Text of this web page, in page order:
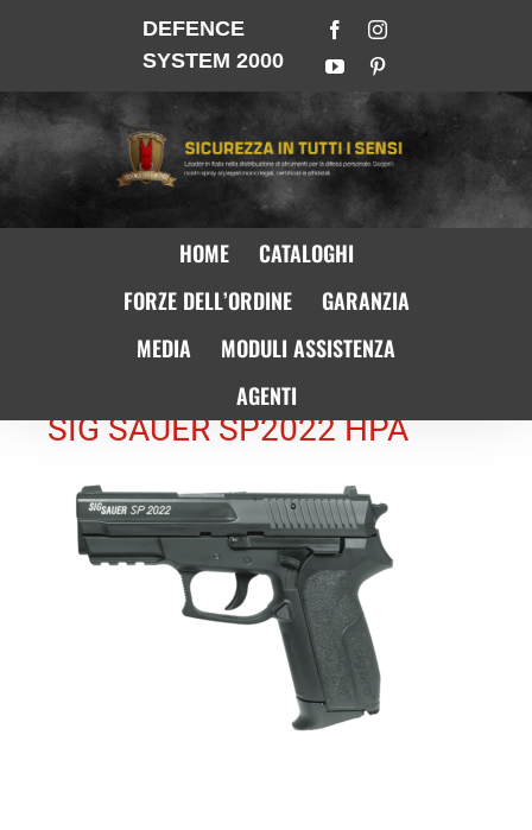
DEFENCE
SYSTEM 2000
HOME
CATALOGHI
FORZE DELL’ORDINE
GARANZIA
MEDIA
MODULI ASSISTENZA
AGENTI
SIG SAUER SP2022 HPA